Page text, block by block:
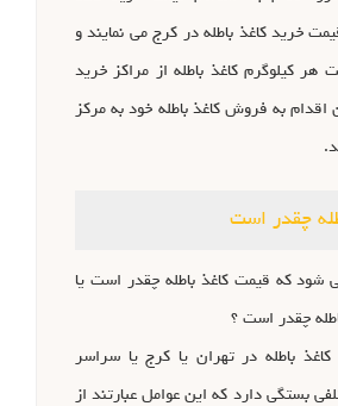
خرید کاغذ باطله در کرج می نمایند و
کیلوگرم کاغذ باطله از مراکز خرید
اقدام به فروش کاغذ باطله خود به مرکز
چقدر است
شود که قیمت کاغذ باطله چقدر است یا
چقدر است ؟
باطله در تهران یا کرج یا سراسر
بستگی دارد که این عوامل عبارتند از